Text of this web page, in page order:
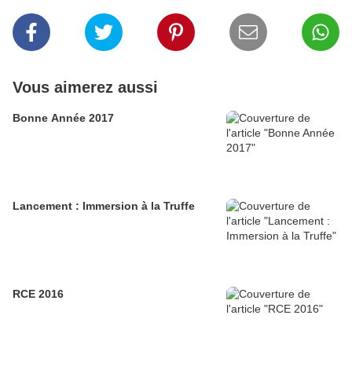
Vous aimerez aussi
Bonne Année 2017
Lancement : Immersion à la Truffe
RCE 2016